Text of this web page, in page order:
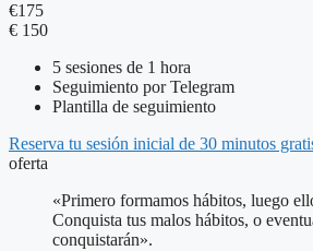
€175
€ 150
5 sesiones de 1 hora
Seguimiento por Telegram
Plantilla de seguimiento
Reserva tu sesión inicial de 30 minutos
oferta
«Primero formamos hábitos, luego
Conquista tus malos hábitos, o
conquistarán».